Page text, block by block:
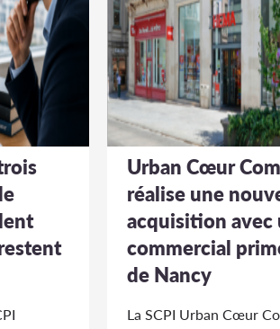
Urban Cœur
réalise une
acquisition avec
commercial
de Nancy
La SCPI Urban Cœur